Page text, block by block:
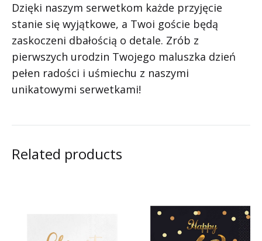
Dzięki naszym serwetkom każde przyjęcie
stanie się wyjątkowe, a Twoi goście będą
zaskoczeni dbałością o detale. Zrób z
pierwszych urodzin Twojego maluszka dzień
pełen radości i uśmiechu z naszymi
unikatowymi serwetkami!
Related products